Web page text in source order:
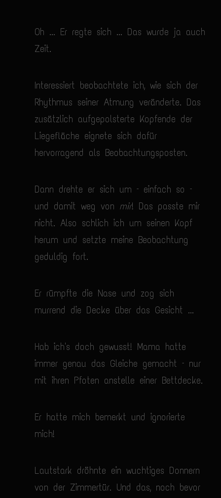
Oh ... Er regte sich ... Das wurde ja auch
Zeit.
Interessiert beobachtete ich, wie sich der
Rhythmus seiner Atmung veränderte. Das
zusätzlich aufgepolsterte Kopfende der
Liegefläche eignete sich dafür
hervorragend als Beobachtungsposten.
Dann drehte er sich um – einfach so –
und damit weg von mir! Das passte mir
nicht. Also schlich ich um seinen Kopf
herum und setzte meine Beobachtung
geduldig fort.
Er rümpfte die Nase und zog sich
murrend die Decke über das Gesicht ...
Hab ich's doch gewusst! Mama hatte
immer genau das Gleiche gemacht – nur
mit ihren Pfoten anstelle einer Bettdecke.
Er hatte mich bemerkt und ignorierte
mich!
Lautstark dröhnte ein wuchtiges Donnern
von der Zimmertür. Und das, noch bevor